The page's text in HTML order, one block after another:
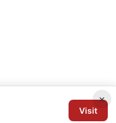
×
Visit